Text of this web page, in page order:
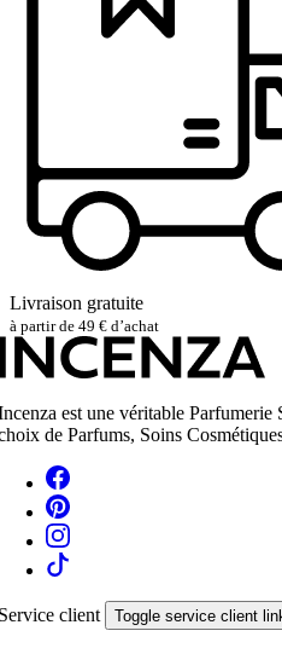
Livraison gratuite
à partir de 49 € d’achat
est une véritable
de Parfums, Soins
client Toggle service client